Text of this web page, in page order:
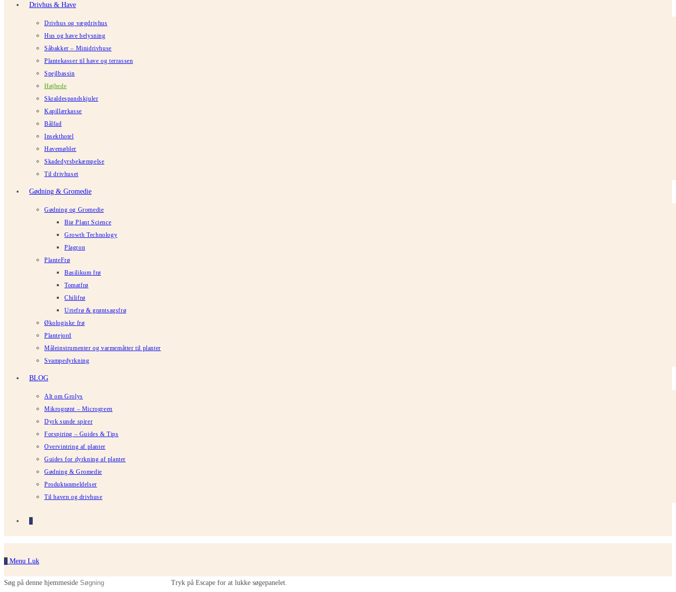
Drivhus & Have
Drivhus og vægdrivhus
Hus og have belysning
Såbakker – Minidrivhuse
Plantekasser til have og terrassen
Spejlbassin
Højbede
Skraldespandskjuler
Kapillærkasse
Bålfad
Insekthotel
Havemøbler
Skadedyrsbekæmpelse
Til drivhuset
Gødning & Gromedie
Gødning og Gromedie
Big Plant Science
Growth Technology
Plagron
PlanteFrø
Basilikum frø
Tomatfrø
Chilifrø
Urtefrø & grøntsagsfrø
Økologiske frø
Plantejord
Måleinstrumenter og varmemåtter til planter
Svampedyrkning
BLOG
Alt om Grolys
Mikrogrønt – Microgreen
Dyrk sunde spirer
Forspiring – Guides & Tips
Overvintring af planter
Guides for dyrkning af planter
Gødning & Gromedie
Produktanmeldelser
Til haven og drivhuse
0
0 Menu Luk
Søg på denne hjemmeside Tryk på Escape for at lukke søgepanelet.